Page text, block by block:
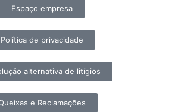
Espaço empresa
Política de privacidade
alternativa de litígios
e Reclamações